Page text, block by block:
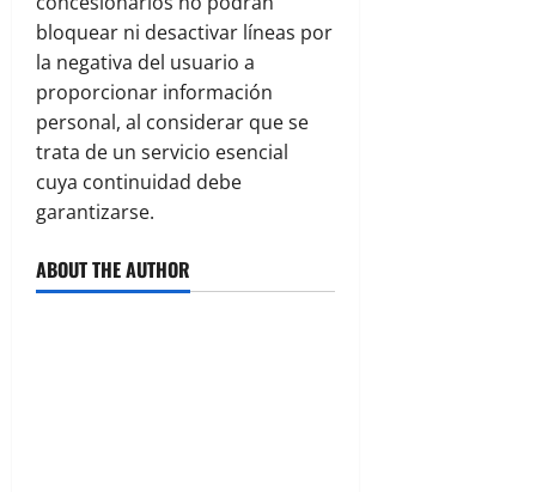
bloquear ni desactivar líneas por
la negativa del usuario a
proporcionar información
personal, al considerar que se
trata de un servicio esencial
cuya continuidad debe
garantizarse.
ABOUT THE AUTHOR